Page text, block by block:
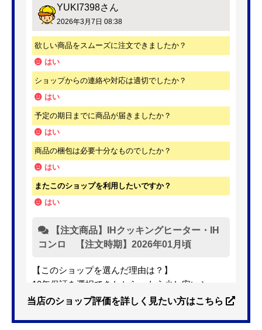
YUKI7398さん
2026年3月7日 08:38
欲しい商品をスムーズに注文できましたか？
はい
ショップからの連絡や対応は適切でしたか？
はい
予定の期日までに商品が届きましたか？
はい
商品の梱包は必要十分なものでしたか？
はい
またこのショップを利用したいですか？
はい
【注文商品】IHクッキングヒーター・IH
コンロ 【注文時期】2026年01月頃
【このショップを選んだ理由は？】
10年保証を選択できたから。もう少し安いショッ
プも有ったが、5年保証しかなかった。
当店のショップ評価を詳しく見たい方はこちら